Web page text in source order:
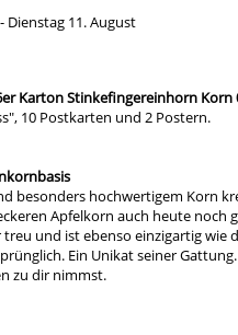
Dienstag 11. August
Karton Stinkefingereinhorn Korn
10 Postkarten und 2 Postern.
besonders hochwertigem Korn
Apfelkorn auch heute noch
und ist ebenso einzigartig wie
Ein Unikat seiner
zu dir nimmst.